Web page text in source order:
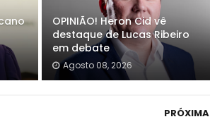
OPINIÃO! Heron Cid vê
destaque de Lucas Ribeiro
em debate
Agosto 08, 2026
PRÓXIMA